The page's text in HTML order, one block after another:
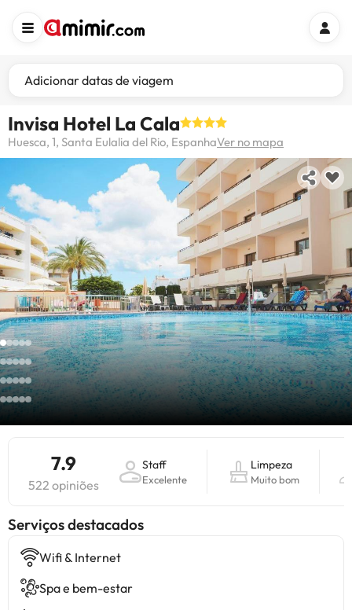
Adicionar datas de viagem
Invisa Hotel La Cala
Huesca, 1, Santa Eulalia del Rio, EspanhaVer no mapa
7.9
522 opiniões
Staff
Excelente
Limpeza
Muito bom
Serviços destacados
Wifi & Internet
Spa e bem-estar